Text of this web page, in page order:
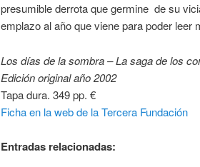
presumible derrota que germine de su
emplazo al año que viene para poder leer
Los días de la sombra – La saga de los
Edición original año 2002
Tapa dura. 349 pp. €
Ficha en la web de la Tercera Fundación
Entradas relacionadas: